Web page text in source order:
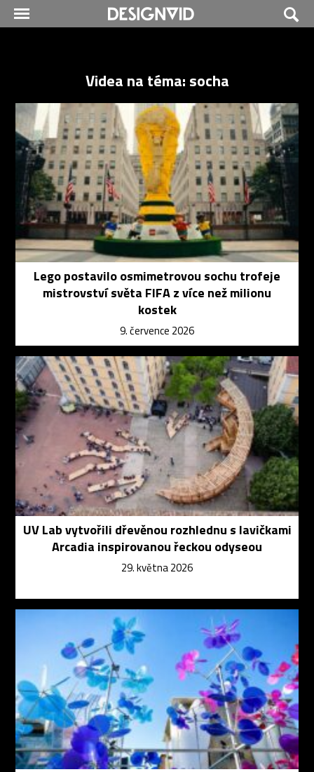
Videa na téma: socha
Lego postavilo osmimetrovou sochu trofeje
mistrovství světa FIFA z více než milionu
kostek
9. července 2026
UV Lab vytvořili dřevěnou rozhlednu s lavičkami
Arcadia inspirovanou řeckou odyseou
29. května 2026